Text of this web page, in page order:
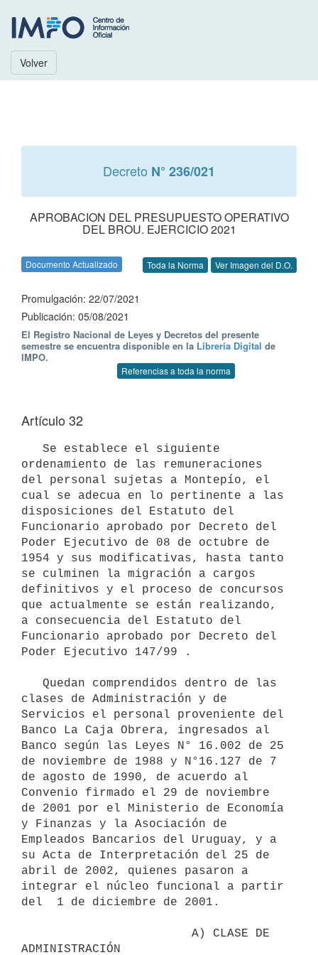
Volver
Decreto N° 236/021
APROBACION DEL PRESUPUESTO OPERATIVO
DEL BROU. EJERCICIO 2021
Documento Actualizado Toda la Norma Ver Imagen del D.O.
Promulgación: 22/07/2021
Publicación: 05/08/2021
El Registro Nacional de Leyes y Decretos del presente
semestre se encuentra disponible en la Librería Digital de
IMPO.
Referencias a toda la norma
Artículo 32
ordenamiento de las remuneraciones
del personal sujetas a Montepío, el
cual se adecua en lo pertinente a las
disposiciones del Estatuto del
Funcionario aprobado por Decreto del
Poder Ejecutivo de 08 de octubre de
1954 y sus modificativas, hasta tanto
se culminen la migración a cargos
definitivos y el proceso de concursos
que actualmente se están realizando,
a consecuencia del Estatuto del
Funcionario aprobado por Decreto del
Poder Ejecutivo 147/99 .
clases de Administración y de
Servicios el personal proveniente del
Banco La Caja Obrera, ingresados al
Banco según las Leyes N° 16.002 de 25
de noviembre de 1988 y N°16.127 de 7
de agosto de 1990, de acuerdo al
Convenio firmado el 29 de noviembre
de 2001 por el Ministerio de Economía
y Finanzas y la Asociación de
Empleados Bancarios del Uruguay, y a
su Acta de Interpretación del 25 de
abril de 2002, quienes pasaron a
integrar el núcleo funcional a partir
del  1 de diciembre de 2001.